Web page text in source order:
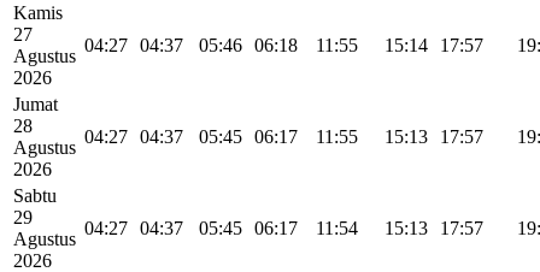
Kamis
27
Agustus
2026
04:27 04:37 05:46 06:18 11:55 15:14 17:57
Jumat
28
Agustus
2026
04:27 04:37 05:45 06:17 11:55 15:13 17:57
Sabtu
29
Agustus
2026
04:27 04:37 05:45 06:17 11:54 15:13 17:57